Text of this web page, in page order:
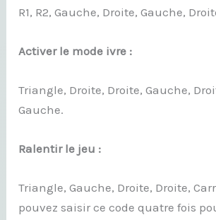
R1, R2, Gauche, Droite, Gauche,
Activer le mode ivre :
Triangle, Droite, Droite, Gauche,
Gauche.
Ralentir le jeu :
Triangle, Gauche, Droite, Droite,
pouvez saisir ce code quatre fois